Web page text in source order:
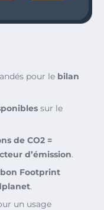
pour le bilan
sur le
de CO2 =
d’émission.
Footprint
.
un usage